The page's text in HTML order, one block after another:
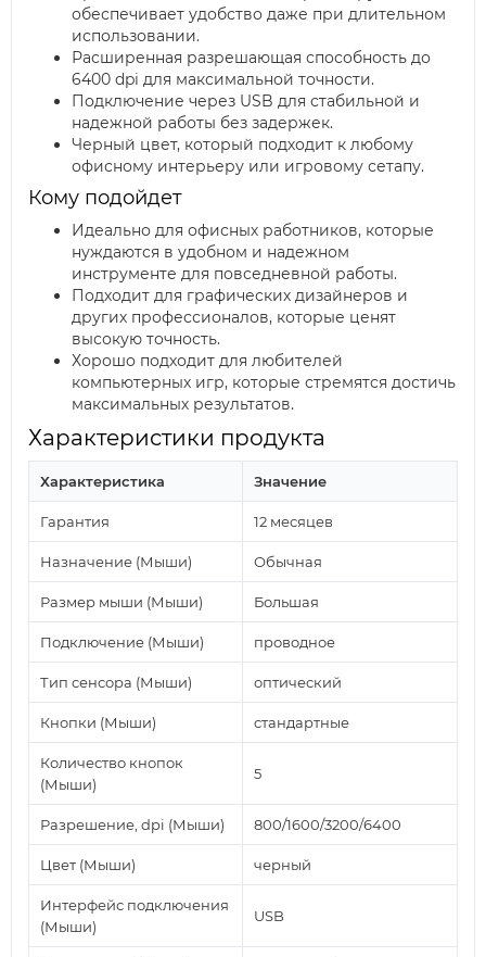
обеспечивает удобство даже при длительном
использовании.
Расширенная разрешающая способность до
6400 dpi для максимальной точности.
Подключение через USB для стабильной и
надежной работы без задержек.
Черный цвет, который подходит к любому
офисному интерьеру или игровому сетапу.
Кому подойдет
Идеально для офисных работников, которые
нуждаются в удобном и надежном
инструменте для повседневной работы.
Подходит для графических дизайнеров и
других профессионалов, которые ценят
высокую точность.
Хорошо подходит для любителей
компьютерных игр, которые стремятся достичь
максимальных результатов.
Характеристики продукта
Характеристика Значение
Гарантия 12 месяцев
Назначение (Мыши) Обычная
Размер мыши (Мыши) Большая
Подключение (Мыши) проводное
Тип сенсора (Мыши) оптический
Кнопки (Мыши) стандартные
Количество кнопок
(Мыши)
5
Разрешение, dpi (Мыши) 800/1600/3200/6400
Цвет (Мыши) черный
Интерфейс подключения
(Мыши)
USB